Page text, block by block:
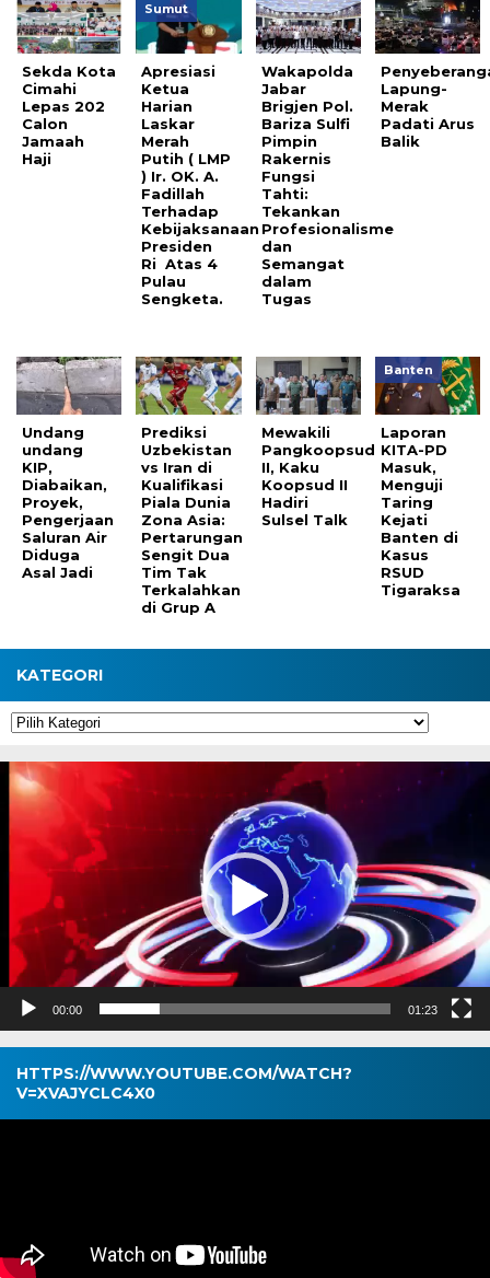
Sekda Kota
Cimahi
Lepas 202
Calon
Jamaah
Haji
Sumut
Apresiasi
Ketua
Harian
Laskar
Merah
Putih ( LMP
) Ir. OK. A.
Fadillah
Terhadap
Kebijaksanaan
Presiden
Ri Atas 4
Pulau
Sengketa.
Wakapolda
Jabar
Brigjen Pol.
Bariza Sulfi
Pimpin
Rakernis
Fungsi
Tahti:
Tekankan
Profesionalisme
dan
Semangat
dalam
Tugas
Lapung-
Merak
Padati Arus
Balik
Undang
undang
KIP,
Diabaikan,
Proyek,
Pengerjaan
Saluran Air
Diduga
Asal Jadi
Prediksi
Uzbekistan
vs Iran di
Kualifikasi
Piala Dunia
Zona Asia:
Pertarungan
Sengit Dua
Tim Tak
Terkalahkan
di Grup A
Mewakili
Pangkoopsud
II, Kaku
Koopsud II
Hadiri
Sulsel Talk
Banten
Laporan
KITA-PD
Masuk,
Menguji
Taring
Kejati
Banten di
Kasus
RSUD
Tigaraksa
KATEGORI
Kategori
Pemutar
Video
00:00 01:23
HTTPS://WWW.YOUTUBE.COM/WATCH?
V=XVAJYCLC4X0
Pemutar